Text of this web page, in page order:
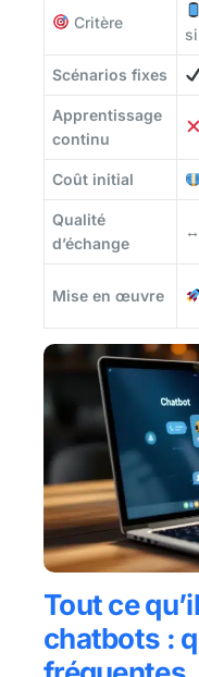
Critère
Scénarios fixes
Apprentissage
continu
Coût initial
Qualité
d’échange
Mise en œuvre
Tout ce
chatbots :